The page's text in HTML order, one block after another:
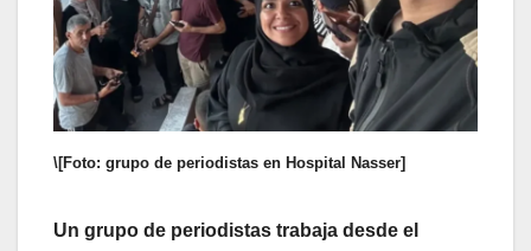
\[Foto: grupo de periodistas en Hospital Nasser]
Un grupo de periodistas trabaja desde el